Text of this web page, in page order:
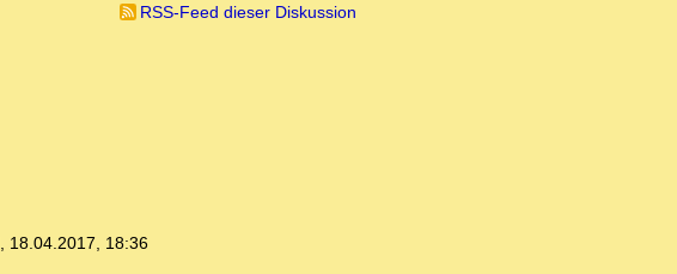
RSS-Feed dieser Diskussion
, 18.04.2017, 18:36